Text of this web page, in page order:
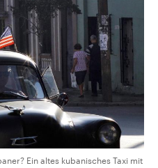
Ein altes kubanisches Taxi mit